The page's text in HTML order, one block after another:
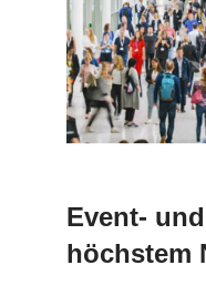
Event-
höchstem